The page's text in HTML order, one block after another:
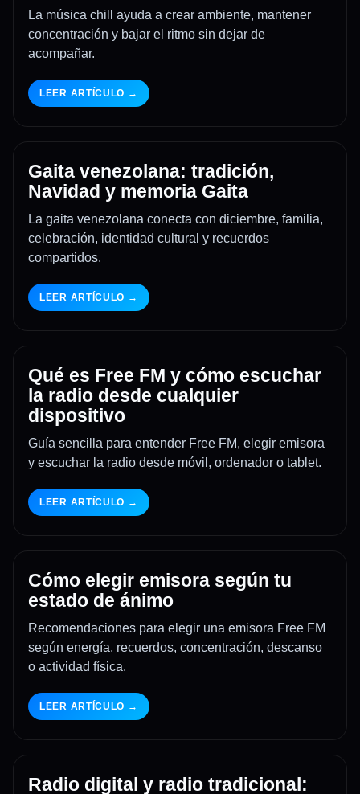
La música chill ayuda a crear ambiente, mantener
concentración y bajar el ritmo sin dejar de
acompañar.
LEER ARTÍCULO →
Gaita venezolana: tradición,
Navidad y memoria Gaita
La gaita venezolana conecta con diciembre, familia,
celebración, identidad cultural y recuerdos
compartidos.
LEER ARTÍCULO →
Qué es Free FM y cómo escuchar
la radio desde cualquier
dispositivo
Guía sencilla para entender Free FM, elegir emisora
y escuchar la radio desde móvil, ordenador o tablet.
LEER ARTÍCULO →
Cómo elegir emisora según tu
estado de ánimo
Recomendaciones para elegir una emisora Free FM
según energía, recuerdos, concentración, descanso
o actividad física.
LEER ARTÍCULO →
Radio digital y radio tradicional: